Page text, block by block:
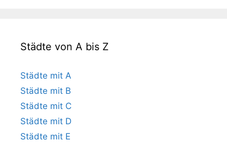
Städte von A bis Z
Städte mit A
Städte mit B
Städte mit C
Städte mit D
Städte mit E